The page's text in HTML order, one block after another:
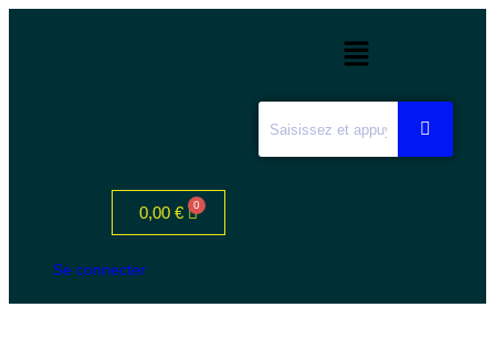
0,00 €
Se connecter